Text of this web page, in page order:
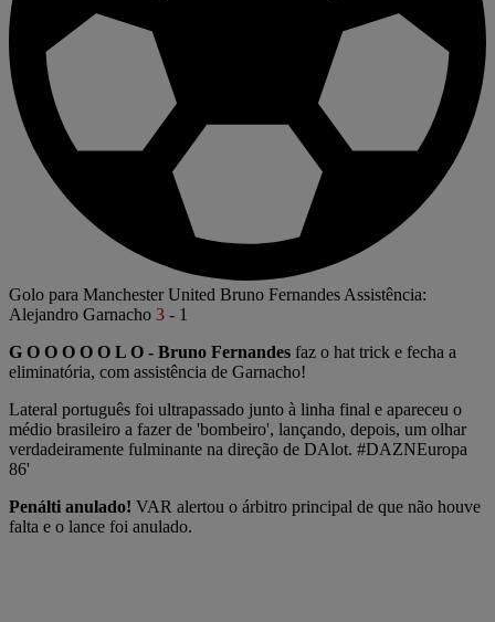
Golo para Manchester United Bruno Fernandes Assistência:
Alejandro Garnacho 3 - 1
G O O O O O L O - Bruno Fernandes faz o hat trick e fecha a
eliminatória, com assistência de Garnacho!
Lateral português foi ultrapassado junto à linha final e apareceu o
médio brasileiro a fazer de 'bombeiro', lançando, depois, um olhar
verdadeiramente fulminante na direção de DAlot. #DAZNEuropa
86'
Penálti anulado! VAR alertou o árbitro principal de que não houve
falta e o lance foi anulado.